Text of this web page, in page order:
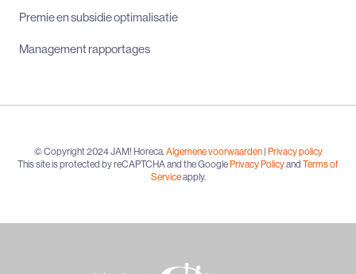
Premie en subsidie optimalisatie
Management rapportages
© Copyright 2024 JAM! Horeca. Algemene voorwaarden| Privacy policy
This site is protected by reCAPTCHA and the GooglePrivacy Policyand Terms of
Serviceapply.